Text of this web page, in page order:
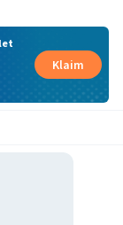
Klaim